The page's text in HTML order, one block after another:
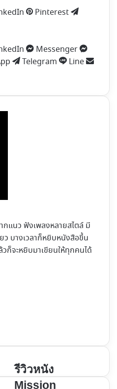
Pinterest
Messenger
Telegram
Line
แนว ฟังเพลงหลายสไตล์ มี
ว บางเวลาก็หยิบหนังสือขึ้น
ก็จะหยิบมาเขียนให้ทุกคนได้
รีวิว
หนัง
รีวิวหนัง
Mission